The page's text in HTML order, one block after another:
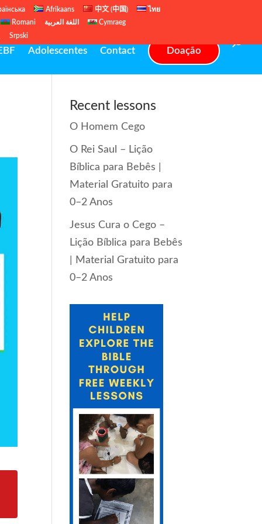
Afrikaans 中文 (中国)
ไทย
Romani
اللغة العربية
Cymraeg
Srpski
Adolescentes Contact Doação
Recent lessons
O Homem Cego
O Rei Saul – Lição
Bíblica para Bebês |
Material Gratuito para
0–2 Anos
Jesus Cura o Cego –
Lição Bíblica para Bebês
| Material Gratuito para
0–2 Anos